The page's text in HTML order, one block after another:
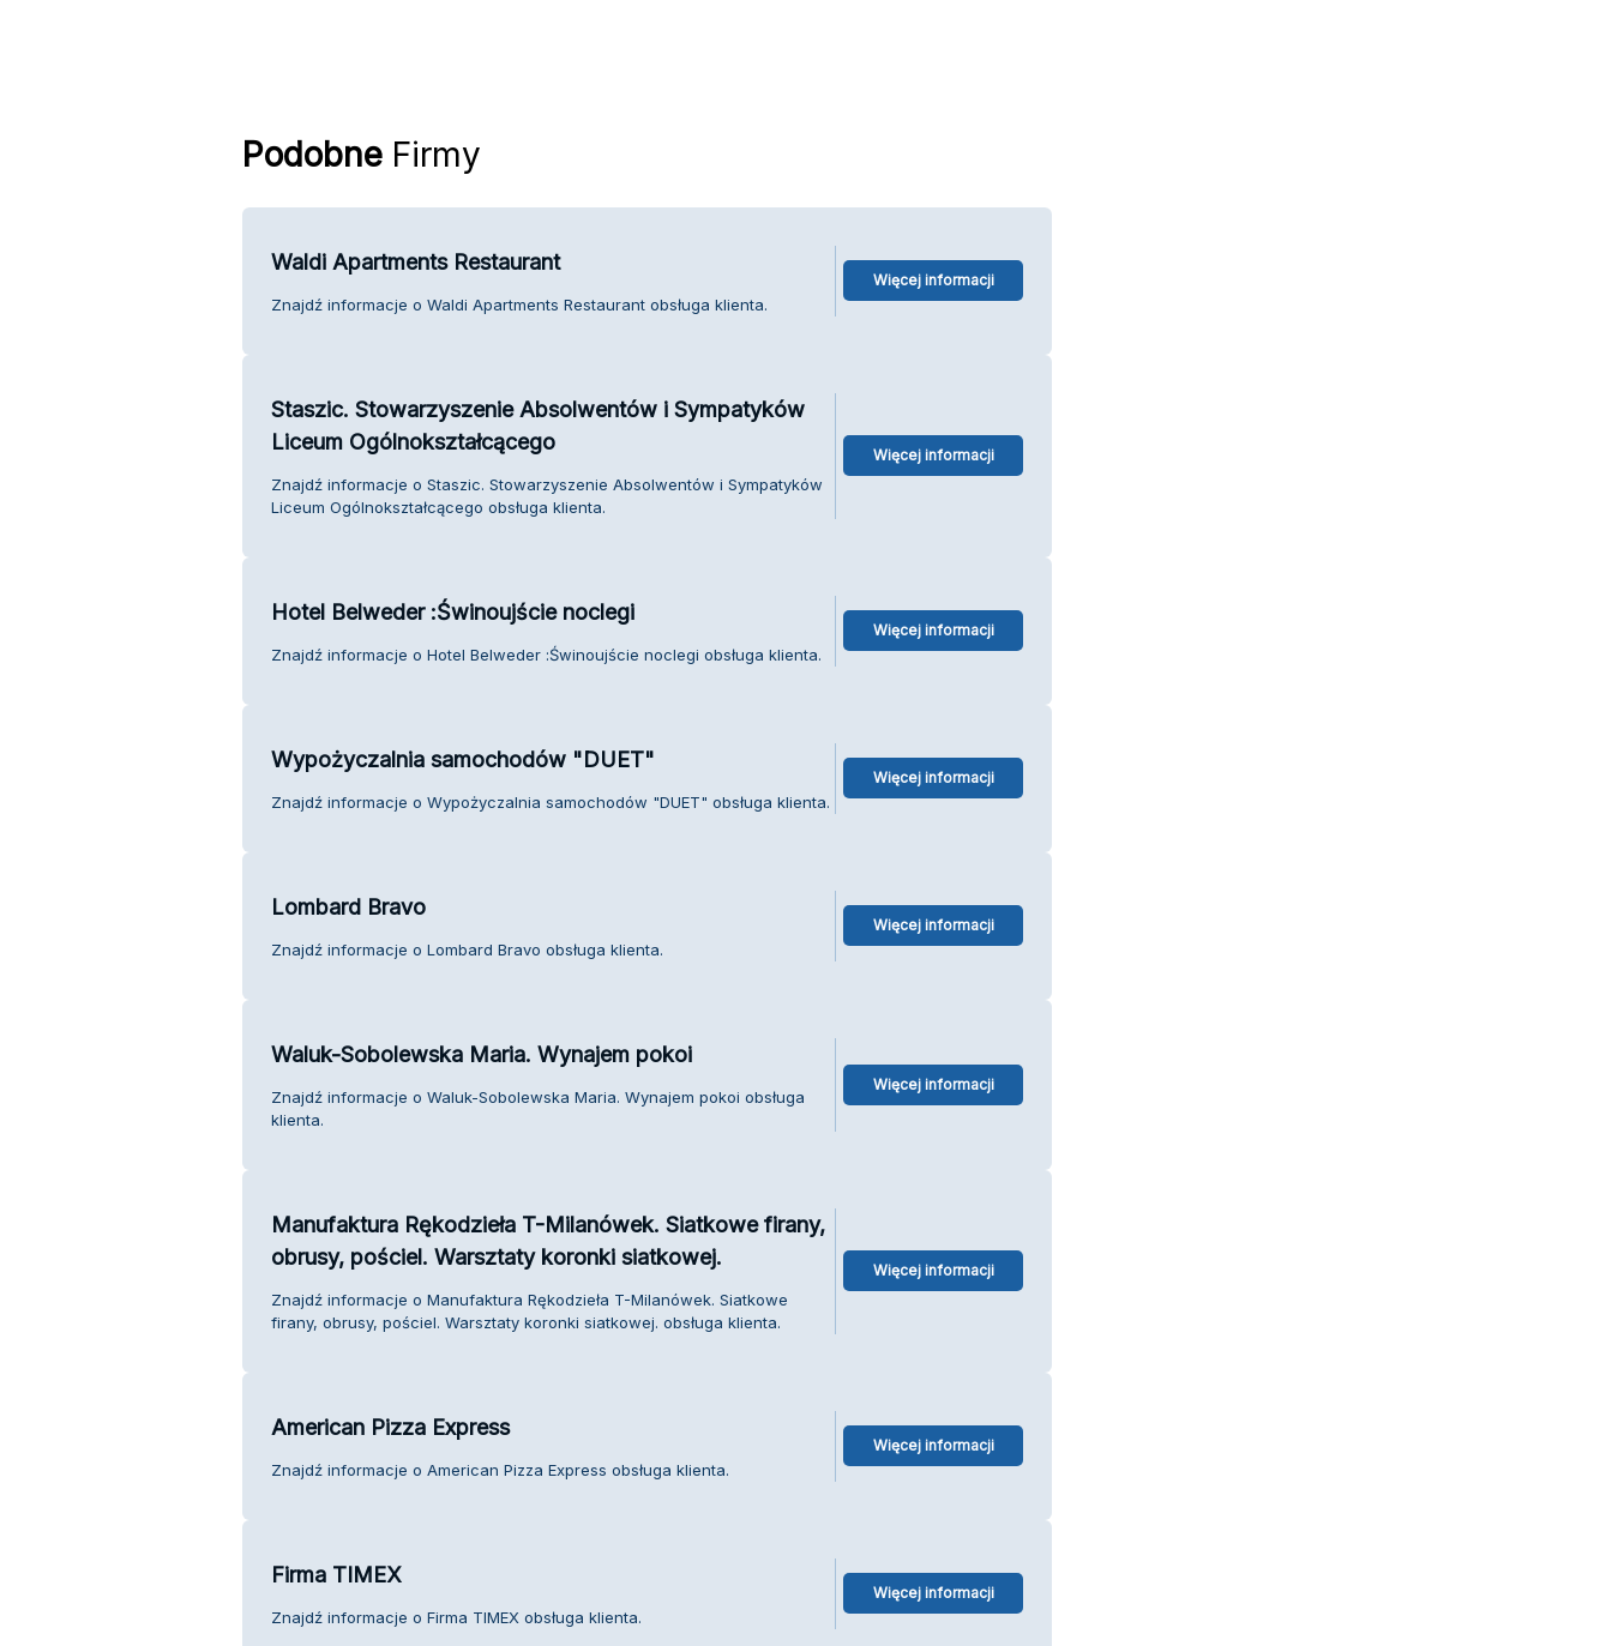
PodobneFirmy
Waldi Apartments Restaurant
Znajdź informacje o Waldi Apartments Restaurant obsługa klienta.
Więcej informacji
Staszic. Stowarzyszenie Absolwentów i Sympatyków
Liceum Ogólnokształcącego
Znajdź informacje o Staszic. Stowarzyszenie Absolwentów i Sympatyków
Liceum Ogólnokształcącego obsługa klienta.
Więcej informacji
Hotel Belweder :Świnoujście noclegi
Znajdź informacje o Hotel Belweder :Świnoujście noclegi obsługa klienta.
Więcej informacji
Wypożyczalnia samochodów "DUET"
Znajdź informacje o Wypożyczalnia samochodów "DUET" obsługa klienta.
Więcej informacji
Lombard Bravo
Znajdź informacje o Lombard Bravo obsługa klienta.
Więcej informacji
Waluk-Sobolewska Maria. Wynajem pokoi
Znajdź informacje o Waluk-Sobolewska Maria. Wynajem pokoi obsługa
klienta.
Więcej informacji
Manufaktura Rękodzieła T-Milanówek. Siatkowe firany,
obrusy, pościel. Warsztaty koronki siatkowej.
Znajdź informacje o Manufaktura Rękodzieła T-Milanówek. Siatkowe
firany, obrusy, pościel. Warsztaty koronki siatkowej. obsługa klienta.
Więcej informacji
American Pizza Express
Znajdź informacje o American Pizza Express obsługa klienta.
Więcej informacji
Firma TIMEX
Znajdź informacje o Firma TIMEX obsługa klienta.
Więcej informacji